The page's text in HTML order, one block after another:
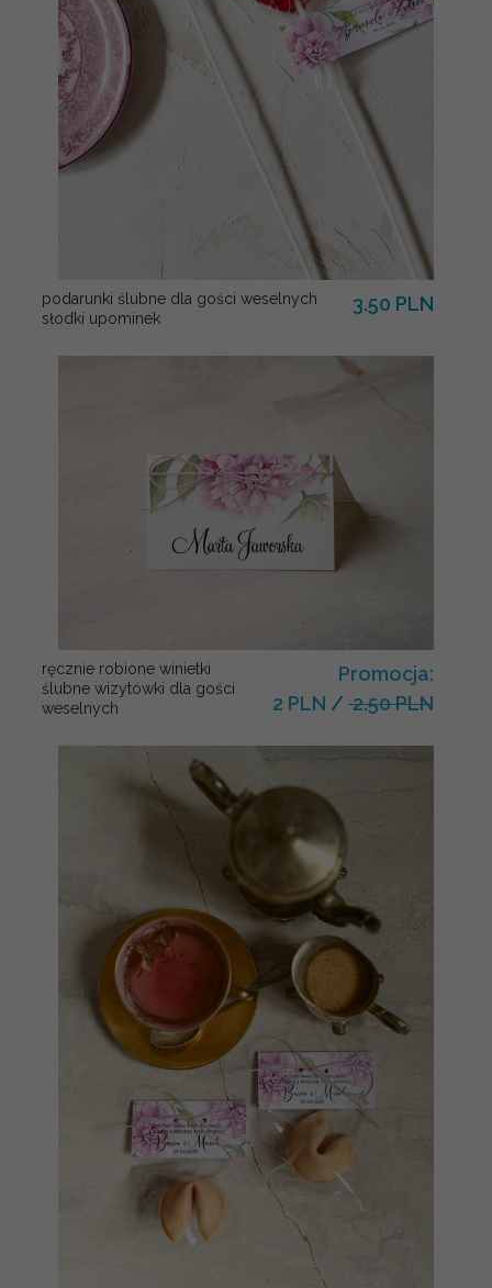
podarunki ślubne dla gości weselnych
słodki upominek
3.50 PLN
ręcznie robione winietki
ślubne wizytówki dla gości
weselnych
Promocja:
2 PLN / 2.50 PLN